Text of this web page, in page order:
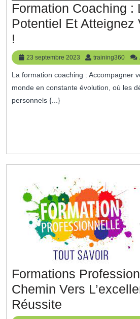
Formation Coaching :
Potentiel Et Atteignez
!
Coaching
:
Libérez
Votre
Objectifs
23 septembre 2023
23
septembre
2023
training360
La formation coaching : Accompagner vers le succès Dans un
monde en constante évolution, où les
personnels {...}
Formations
Chemin Vers
Réussite